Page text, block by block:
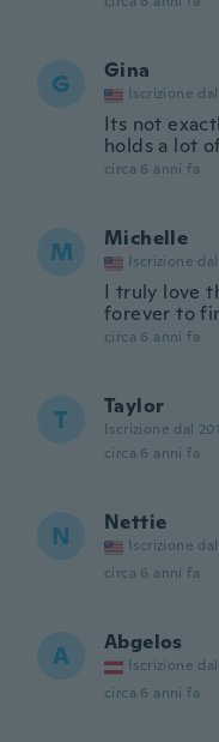
G Gina
Iscrizione
Its not
holds a lot
circa 6 anni fa
M Michelle
Iscrizione
I truly love
forever to
circa 6 anni fa
T Taylor
Iscrizione dal
circa 6 anni fa
N Nettie
Iscrizione
circa 6 anni fa
A Abgelos
Iscrizione
circa 6 anni fa